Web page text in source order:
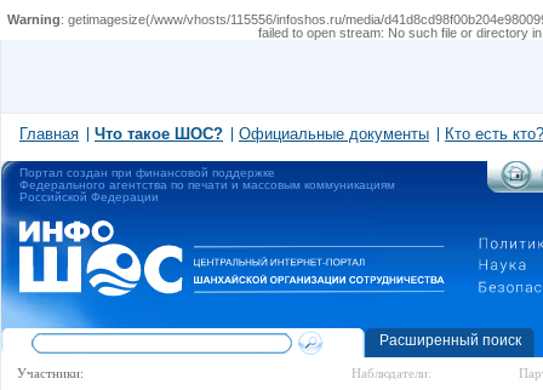
Warning: getimagesize(/www/vhosts/115556/infoshos.ru/media/
failed to open stream: No such file or directory
Главная Что такое ШОС? Официальные документы Кто есть кто?
Портал создан при финансовой поддержке
Федерального агентства по печати и массовым коммуникациям
Российской Федерации
Расширенный поиск
Участники: Наблюдатели: